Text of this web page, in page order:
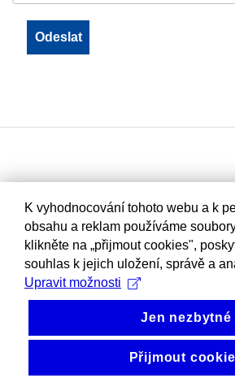
K vyhodnocování tohoto webu a k
obsahu a reklam používáme
klikněte na „přijmout cookies",
souhlas k jejich uložení, správě a
Upravit možnosti
Jen nezbytné
Přijmout